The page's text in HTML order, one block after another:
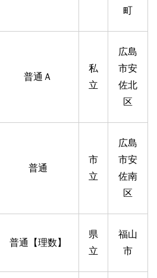
町
普通Ａ
私
立
広島
市安
佐北
区
普通
市
立
広島
市安
佐南
区
普通【理数】
県
立
福山
市